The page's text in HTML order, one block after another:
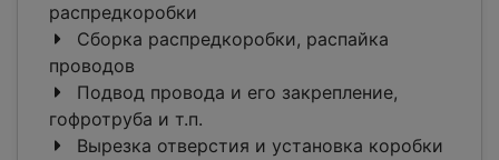
распредкоробки
Сборка распредкоробки, распайка
проводов
Подвод провода и его закрепление,
гофротруба и т.п.
Вырезка отверстия и установка коробки